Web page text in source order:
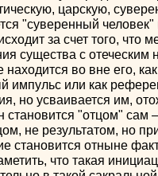
царскую,
"суверенный
за счет того, что
существа с отеческим
находится во вне его,
импульс или как
но усваивается им,
становится "отцом" сам
не результатом, но
становится отныне
что такая